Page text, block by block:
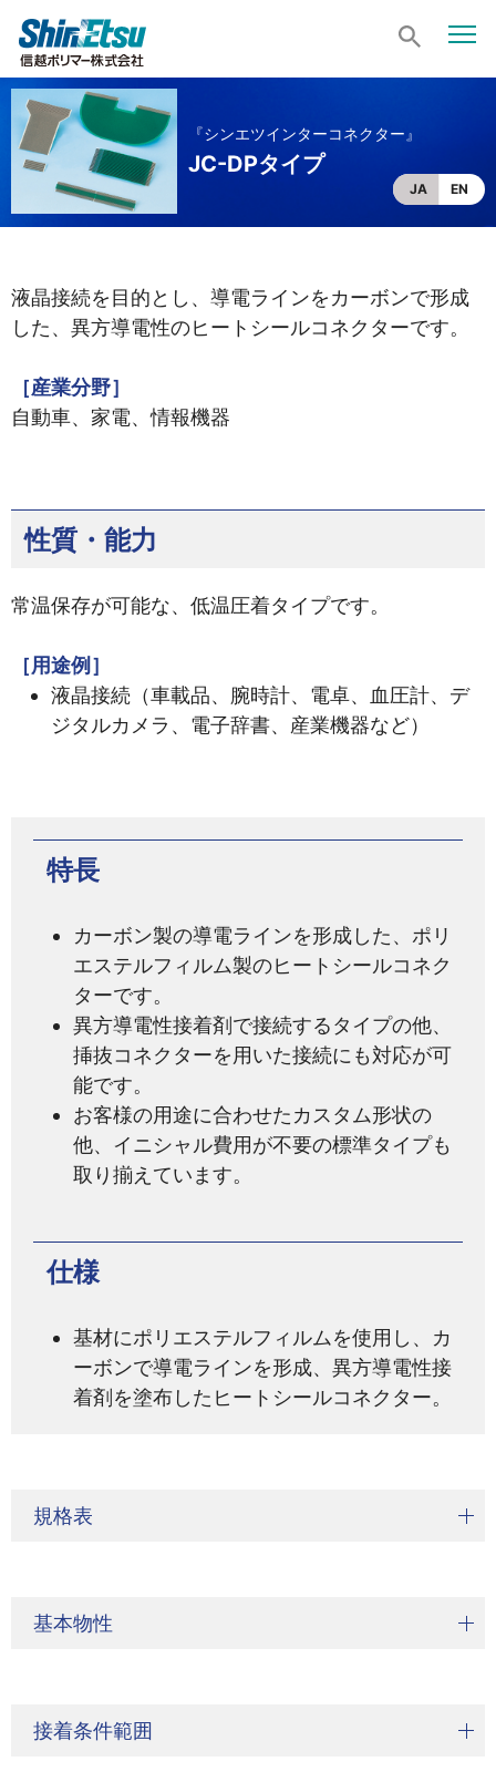
『シンエツインターコネクター』
JC-DPタイプ
JA EN
液晶接続を目的とし、導電ラインをカーボンで形成
した、異方導電性のヒートシールコネクターです。
［産業分野］
自動車、家電、情報機器
性質・能力
常温保存が可能な、低温圧着タイプです。
［用途例］
液晶接続（車載品、腕時計、電卓、血圧計、デ
ジタルカメラ、電子辞書、産業機器など）
特長
カーボン製の導電ラインを形成した、ポリ
エステルフィルム製のヒートシールコネク
ターです。
異方導電性接着剤で接続するタイプの他、
挿抜コネクターを用いた接続にも対応が可
能です。
お客様の用途に合わせたカスタム形状の
他、イニシャル費用が不要の標準タイプも
取り揃えています。
仕様
基材にポリエステルフィルムを使用し、カ
ーボンで導電ラインを形成、異方導電性接
着剤を塗布したヒートシールコネクター。
規格表
基本物性
接着条件範囲